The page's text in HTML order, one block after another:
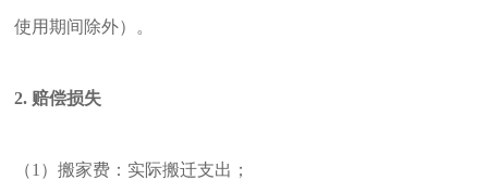
使用期间除外）。
2. 赔偿损失
（1）搬家费：实际搬迁支出；